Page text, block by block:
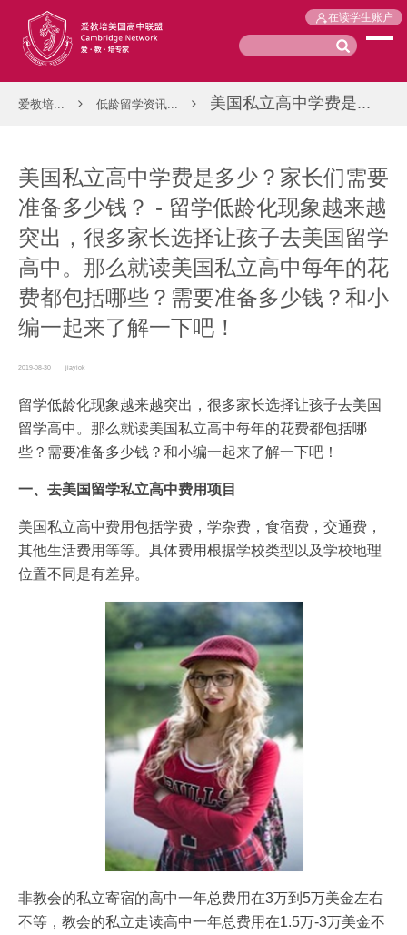
在读学生账户
爱教培... 低龄留学资讯... 美国私立高中学费是...
美国私立高中学费是多少？家长们需要
准备多少钱？ - 留学低龄化现象越来越
突出，很多家长选择让孩子去美国留学
高中。那么就读美国私立高中每年的花
费都包括哪些？需要准备多少钱？和小
编一起来了解一下吧！
2019-08-30 jiayiok
留学低龄化现象越来越突出，很多家长选择让孩子去美国
留学高中。那么就读美国私立高中每年的花费都包括哪
些？需要准备多少钱？和小编一起来了解一下吧！
一、去美国留学私立高中费用项目
美国私立高中费用包括学费，学杂费，食宿费，交通费，
其他生活费用等等。具体费用根据学校类型以及学校地理
位置不同是有差异。
非教会的私立寄宿的高中一年总费用在3万到5万美金左右
不等，教会的私立走读高中一年总费用在1.5万-3万美金不